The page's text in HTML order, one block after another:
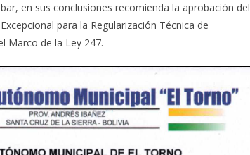
en sus conclusiones recomienda la aprobación del
para la Regularización Técnica de
Marco de la Ley 247.